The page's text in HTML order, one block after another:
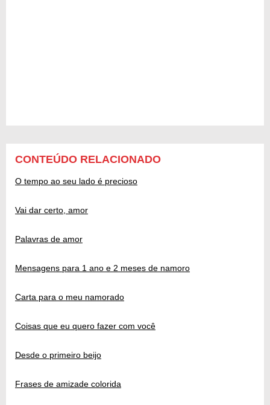
CONTEÚDO RELACIONADO
O tempo ao seu lado é precioso
Vai dar certo, amor
Palavras de amor
Mensagens para 1 ano e 2 meses de namoro
Carta para o meu namorado
Coisas que eu quero fazer com você
Desde o primeiro beijo
Frases de amizade colorida